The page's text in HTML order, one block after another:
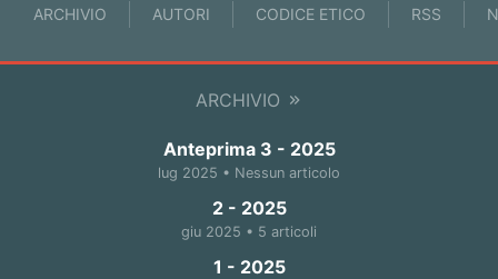
ARCHIVIO AUTORI CODICE ETICO RSS
ARCHIVIO
Anteprima 3 - 2025
lug 2025 • Nessun articolo
2 - 2025
giu 2025 • 5 articoli
1 - 2025